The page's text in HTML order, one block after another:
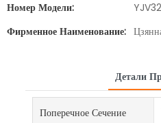
Номер Модели:
Фирменное Наименование:
Детали
Поперечное Сечение